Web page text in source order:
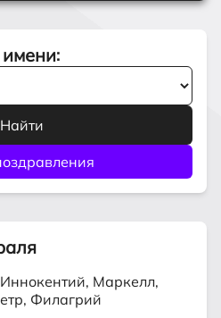
:
Маркелл,
Филагрий